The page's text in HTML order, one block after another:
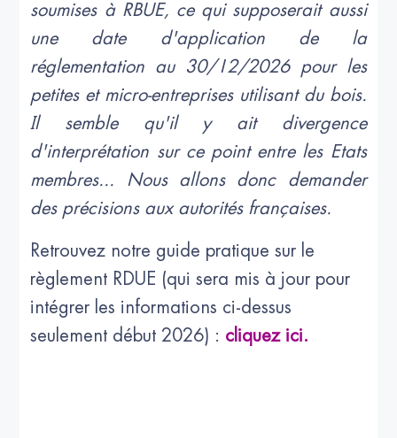
soumises à RBUE, ce qui supposerait aussi
une date d'application de la
réglementation au 30/12/2026 pour les
petites et micro-entreprises utilisant du bois.
Il semble qu'il y ait divergence
d'interprétation sur ce point entre les Etats
membres... Nous allons donc demander
des précisions aux autorités françaises.
Retrouvez notre guide pratique sur le
règlement RDUE (qui sera mis à jour pour
intégrer les informations ci-dessus
seulement début 2026) : cliquez ici.